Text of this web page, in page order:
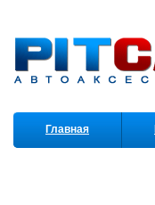
Главная